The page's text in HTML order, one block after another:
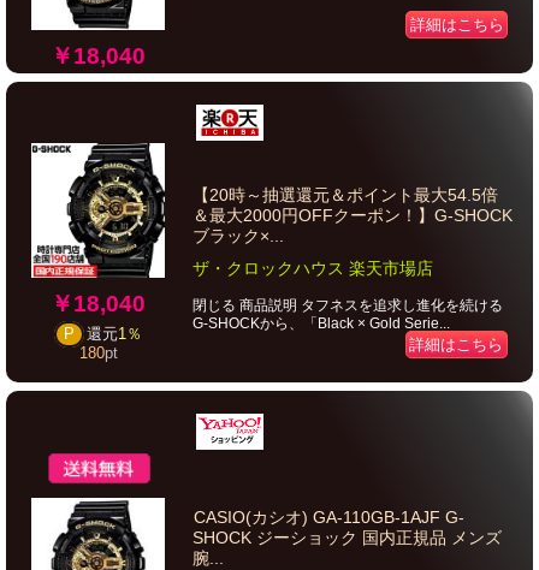
￥18,040
詳細はこちら
￥18,040
P 還元1％
180pt
【20時～抽選還元＆ポイント最大54.5倍
＆最大2000円OFFクーポン！】G-SHOCK
ブラック×...
ザ・クロックハウス 楽天市場店
閉じる 商品説明 タフネスを追求し進化を続ける
G-SHOCKから、「Black × Gold Serie...
詳細はこちら
CASIO(カシオ) GA-110GB-1AJF G-
SHOCK ジーショック 国内正規品 メンズ
腕...